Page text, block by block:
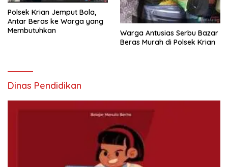
Polsek Krian Jemput Bola,
Antar Beras ke Warga yang
Membutuhkan
Warga Antusias Serbu Bazar
Beras Murah di Polsek Krian
Dinas Pendidikan